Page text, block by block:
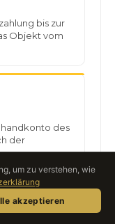
bis zur
Objekt vom
des
der
fragen
ASSISTENT · LIVE
um zu verstehen, wie
akzeptieren